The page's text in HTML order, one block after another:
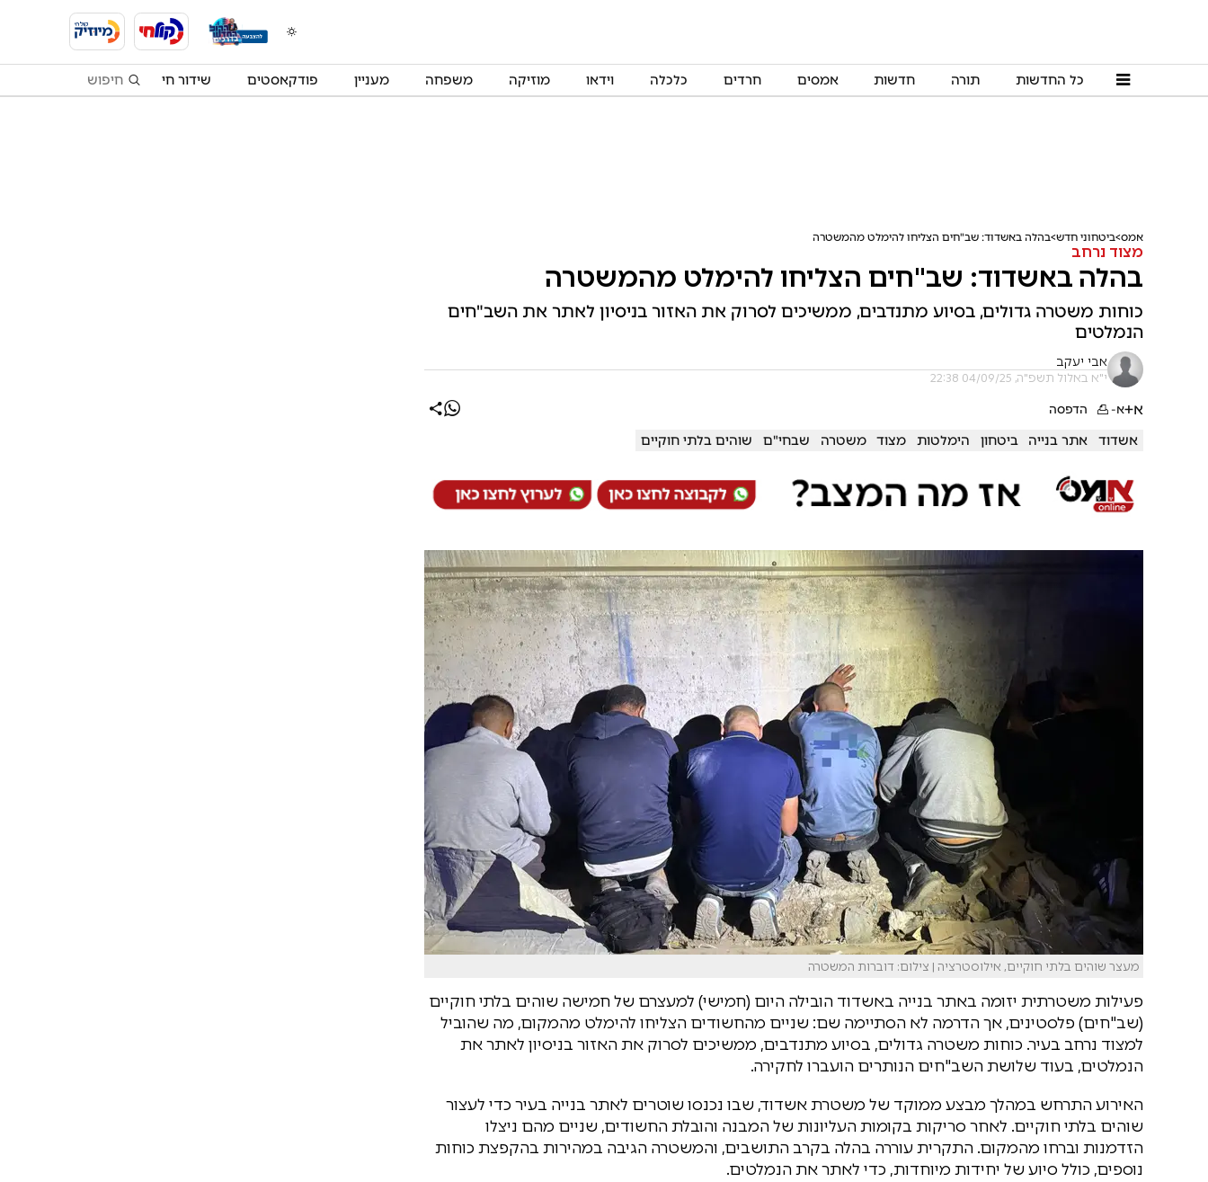
כל החדשות תורה חדשות אמסים חרדים כלכלה וידאו מוזיקה משפחה מעניין פודקאסטים שידור חי
אמס ביטחוני חדש בהלה באשדוד: שב"חים הצליחו להימלט מהמשטרה
מצוד נרחב
בהלה באשדוד: שב"חים הצליחו להימלט מהמשטרה
כוחות משטרה גדולים, בסיוע מתנדבים, ממשיכים לסרוק את האזור בניסיון לאתר את השב"חים
הנמלטים
אבי יעקב
י"א באלול תשפ"ה, 04/09/25 22:38
א+א- הדפסה
אשדוד אתר בנייה ביטחון הימלטות מצוד משטרה שבחי"ם שוהים בלתי חוקיים
מעצר שוהים בלתי חוקיים, אילוסטרציה | צילום: דוברות המשטרה
פעילות משטרתית יזומה באתר בנייה באשדוד הובילה היום (חמישי) למעצרם של חמישה שוהים בלתי חוקיים
(שב"חים) פלסטינים, אך הדרמה לא הסתיימה שם: שניים מהחשודים הצליחו להימלט מהמקום, מה שהוביל
למצוד נרחב בעיר. כוחות משטרה גדולים, בסיוע מתנדבים, ממשיכים לסרוק את האזור בניסיון לאתר את
הנמלטים, בעוד שלושת השב"חים הנותרים הועברו לחקירה.
האירוע התרחש במהלך מבצע ממוקד של משטרת אשדוד, שבו נכנסו שוטרים לאתר בנייה בעיר כדי לעצור
שוהים בלתי חוקיים. לאחר סריקות בקומות העליונות של המבנה והובלת החשודים, שניים מהם ניצלו
הזדמנות וברחו מהמקום. התקרית עוררה בהלה בקרב התושבים, והמשטרה הגיבה במהירות בהקפצת כוחות
נוספים, כולל סיוע של יחידות מיוחדות, כדי לאתר את הנמלטים.